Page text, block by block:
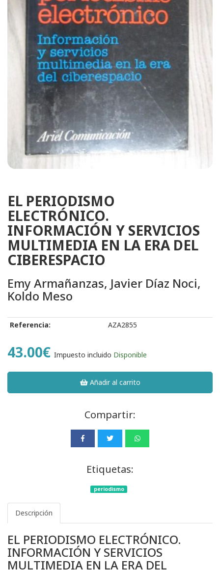
EL PERIODISMO
ELECTRÓNICO.
INFORMACIÓN Y SERVICIOS
MULTIMEDIA EN LA ERA DEL
CIBERESPACIO
Emy Armañanzas, Javier Díaz Noci,
Koldo Meso
Referencia: AZA2855
43.00€ Impuesto incluido Disponible
Añadir al carrito
Compartir:
Etiquetas:
periodismo
Descripción
EL PERIODISMO ELECTRÓNICO.
INFORMACIÓN Y SERVICIOS
MULTIMEDIA EN LA ERA DEL